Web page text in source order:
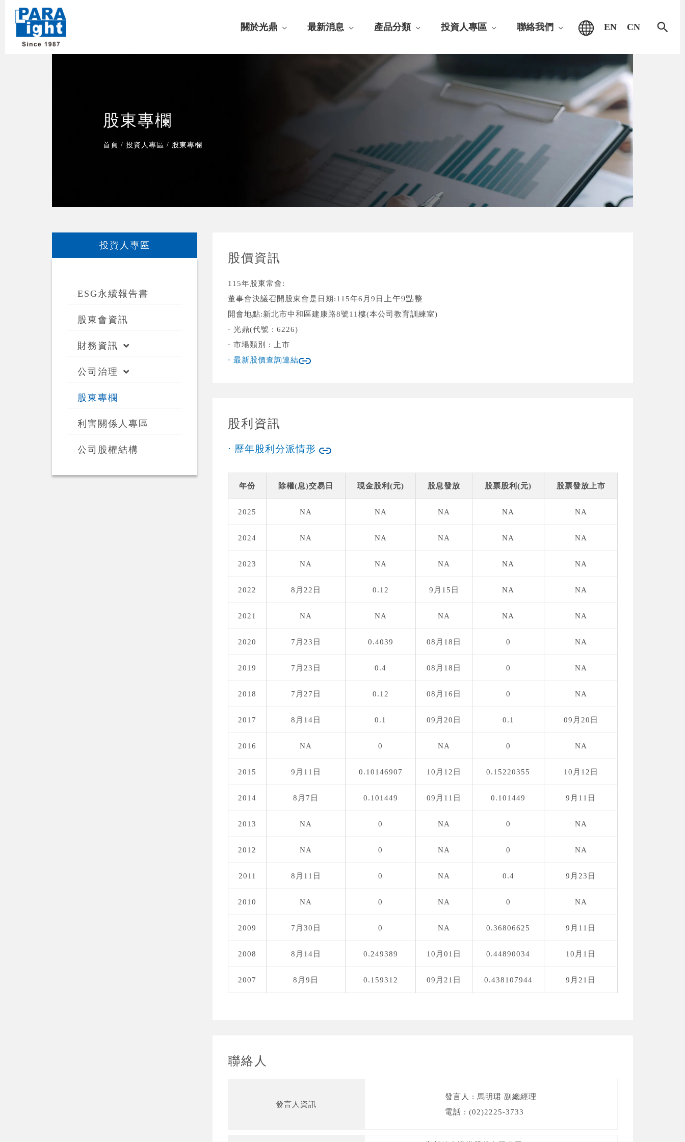
關於光鼎 最新消息 產品分類 投資人專區 聯絡我們 EN CN
搜
股東專欄
首頁 / 投資人專區 / 股東專欄
投資人專區
ESG永續報告書
股東會資訊
財務資訊
公司治理
股東專欄
利害關係人專區
公司股權結構
股價資訊
115年股東常會:
董事會決議召開股東會是日期:115年6月9日
上午9點整
開會地點:新北市中和區建康路8號11樓(本公司教育訓練室)
⋅ 光鼎(代號 : 6226)
⋅ 市場類別 : 上市
⋅ 最新股價查詢連結
股利資訊
⋅ 歷年股利分派情形
年份 除權(息)交易日 現金股利(元) 股息發放 股票股利(元) 股票發放上市
2025 NA NA NA NA NA
2024 NA NA NA NA NA
2023 NA NA NA NA NA
2022 8月22日 0.12 9月15日 NA NA
2021 NA NA NA NA NA
2020 7月23日 0.4039 08月18日 0 NA
2019 7月23日 0.4 08月18日 0 NA
2018 7月27日 0.12 08月16日 0 NA
2017 8月14日 0.1 09月20日 0.1 09月20日
2016 NA 0 NA 0 NA
2015 9月11日 0.10146907 10月12日 0.15220355 10月12日
2014 8月7日 0.101449 09月11日 0.101449 9月11日
2013 NA 0 NA 0 NA
2012 NA 0 NA 0 NA
2011 8月11日 0 NA 0.4 9月23日
2010 NA 0 NA 0 NA
2009 7月30日 0 NA 0.36806625 9月11日
2008 8月14日 0.249389 10月01日 0.44890034 10月1日
2007 8月9日 0.159312 09月21日 0.438107944 9月21日
聯絡人
發言人資訊
發言人 : 馬明珺 副總經理
電話 : (02)2225-3733